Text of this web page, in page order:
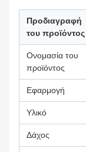
Προδιαγραφή
του προϊόντος
Ονομασία του
προϊόντος
Εφαρμογή
Υλικό
Δάχος